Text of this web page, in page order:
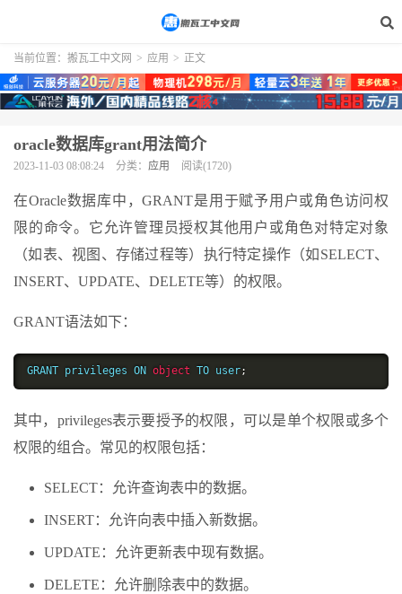
当前位置： 搬瓦工中文网 > 应用 > 正文
oracle数据库grant用法简介
2023-11-03 08:08:24 分类： 应用 阅读(1720)
在Oracle数据库中，GRANT是用于赋予用户或角色访问权
限的命令。它允许管理员授权其他用户或角色对特定对象
（如表、视图、存储过程等）执行特定操作（如SELECT、
INSERT、UPDATE、DELETE等）的权限。
GRANT语法如下：
GRANT privileges ON object TO user;
其中，privileges表示要授予的权限，可以是单个权限或多个
权限的组合。常见的权限包括：
SELECT：允许查询表中的数据。
INSERT：允许向表中插入新数据。
UPDATE：允许更新表中现有数据。
DELETE：允许删除表中的数据。